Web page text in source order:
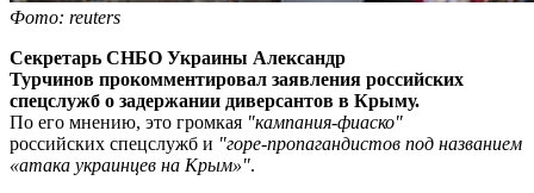
Фото: reuters
Секретарь СНБО Украины Александр
Турчинов прокомментировал заявления российских
спецслужб о задержании диверсантов в Крыму.
По его мнению, это громкая "кампания-фиаско"
российских спецслужб и "горе-пропагандистов под названием
«атака украинцев на Крым»".